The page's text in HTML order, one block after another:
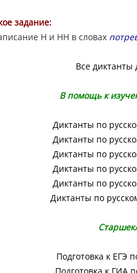
задание:
Н и НН в словах
Все диктанты
В помощь к
Диктанты по
Диктанты по
Диктанты по
Диктанты по
Диктанты по
Диктанты по
Подготовка к ЕГЭ